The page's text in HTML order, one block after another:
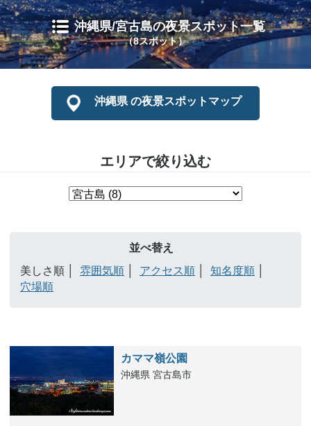
沖縄県/宮古島の夜景スポット一覧
（8スポット）
沖縄県 の夜景スポットマップ
エリアで絞り込む
並べ替え
美しさ順
雰囲気順 アクセス順
知名度順
穴場順
カママ嶺公園
沖縄県 宮古島市